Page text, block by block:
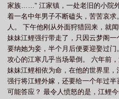
家族……” 江家镇，一处老旧的小院
着一名中年男子不断磕头，苦苦哀
人。 下午他刚从外面狩猎回来，就
妹妹江鲤强行带走了，只因云梦阁一
要纳她为妾，半个月后便要迎娶过
攻心的江寒几乎当场晕倒。 六年前
妹妹江鲤相依为命，在他的世界里
强行将江鲤外嫁，还要给一个年过
可能答应？ 最令人愤怒的是，江鲤